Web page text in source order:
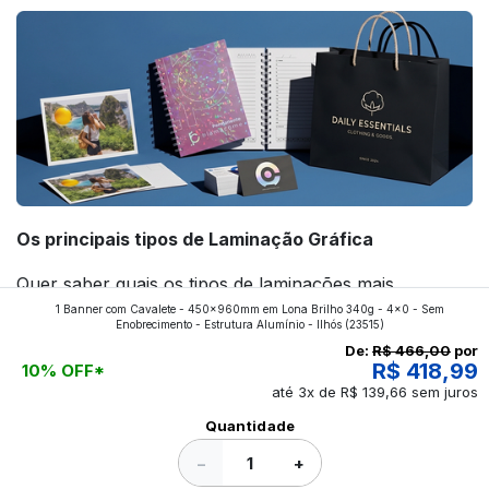
Os principais tipos de Laminação Gráfica
Quer saber quais os tipos de laminações mais
aplicados nos impressos da gráfica FuturaIM? Então,
continue a leitura que vamos revelar para você!
1 Banner com Cavalete - 450x960mm em Lona Brilho 340g - 4x0 - Sem
Enobrecimento - Estrutura Alumínio - Ilhós (23515)
10% OFF*
De: R$ 466,00 por
R$ 418,99
até 3x de R$ 139,66 sem juros
Quantidade
− +